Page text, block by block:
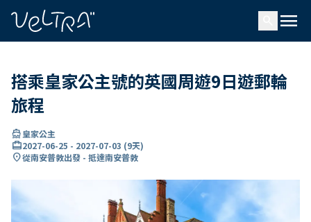
menu
搭乘皇家公主號的英國周遊9日遊郵輪
旅程
directions_boat皇家公主
card_travel2027-06-25 - 2027-07-03 (9天)
location_on從南安普敦出發 - 抵達南安普敦